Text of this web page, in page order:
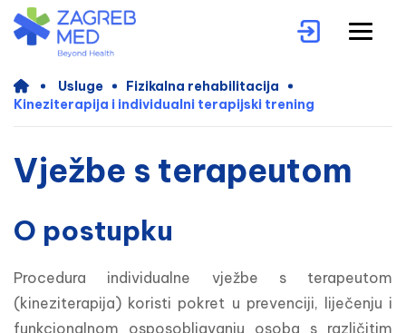
Usluge
Fizikalna rehabilitacija
Kineziterapija i individualni terapijski trening
Vježbe s terapeutom
O postupku
Procedura individualne vježbe s terapeutom
(kineziterapija) koristi pokret u prevenciji, liječenju i
funkcionalnom osposobljavanju osoba s različitim